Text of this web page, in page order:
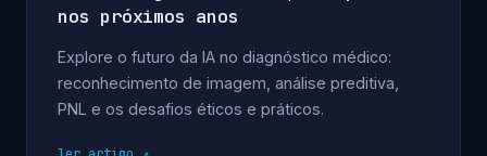
nos próximos anos
Explore o futuro da IA no diagnóstico médico:
reconhecimento de imagem, análise preditiva,
PNL e os desafios éticos e práticos.